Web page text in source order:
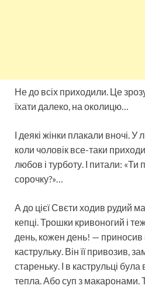
Не до всіх приходили. Це
їхати далеко, на околицю…
І деякі жінки плакали вночі. У
коли чоловік все-таки
любов і турботу. І питали: «Ти
сорочку?»…
А до цієї Свєти ходив рудий
кепці. Трошки кривоногий і
день, кожен день! — приносив
каструльку. Він її привозив,
стареньку. І в каструльці
тепла. Або суп з макаронами.